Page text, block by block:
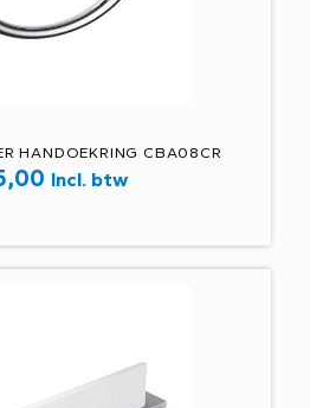
HANDOEKRING CBA08CR
Incl. btw